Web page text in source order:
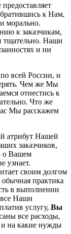
к Нам,
морально.
к заказчикам,
тщательно. Наши
и ни
всей России, и
Чем же Мы
отнестись к
Что же
Мы расскажем
атрибут Нашей
заказчиков,
о Вашем
узнает.
своим долгом
практика
в выполнении
все Наши
услугу, Вы
все расходы,
и на какие нужды